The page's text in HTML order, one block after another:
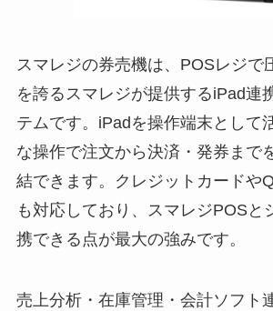
スマレジの券売機は、POSレジで
を誇るスマレジが提供するiPad連
テムです。iPadを操作端末として
な操作で注文から決済・発券まで
結できます。クレジットカードや
も対応しており、スマレジPOSと
携できる点が最大の強みです。
売上分析・在庫管理・会計ソフト